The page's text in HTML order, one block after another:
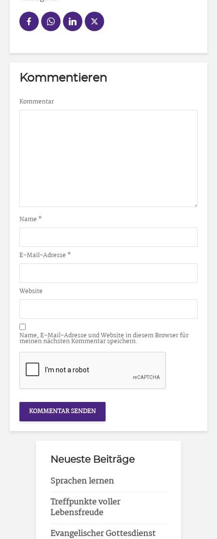
Kommentieren
Kommentar
Name *
E-Mail-Adresse *
Website
Name, E-Mail-Adresse und Website in diesem Browser für
meinen nächsten Kommentar speichern.
Neueste Beiträge
Sprachen lernen
Treffpunkte voller
Lebensfreude
Evangelischer Gottesdienst